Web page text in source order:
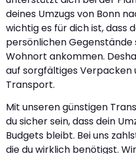
deines Umzugs von Bonn
wichtig es für dich ist, dass
persönlichen
Wohnort ankommen.
auf sorgfältiges Verpacken
Transport.
Mit unseren günstigen
du sicher sein, dass dein
Budgets bleibt. Bei uns
die du wirklich benötigst.